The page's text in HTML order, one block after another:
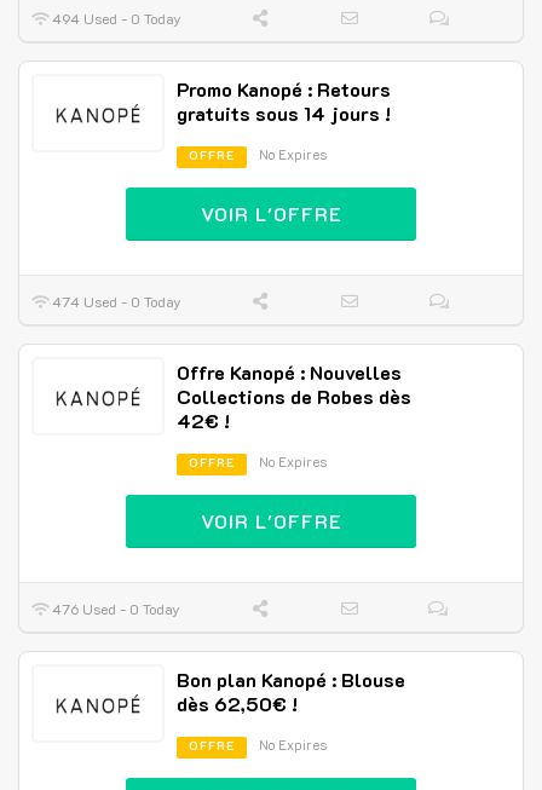
494 Used - 0 Today
Promo Kanopé : Retours
gratuits sous 14 jours !
OFFRE No Expires
VOIR L'OFFRE
474 Used - 0 Today
Offre Kanopé : Nouvelles
Collections de Robes dès
42€ !
OFFRE No Expires
VOIR L'OFFRE
476 Used - 0 Today
Bon plan Kanopé : Blouse
dès 62,50€ !
OFFRE No Expires